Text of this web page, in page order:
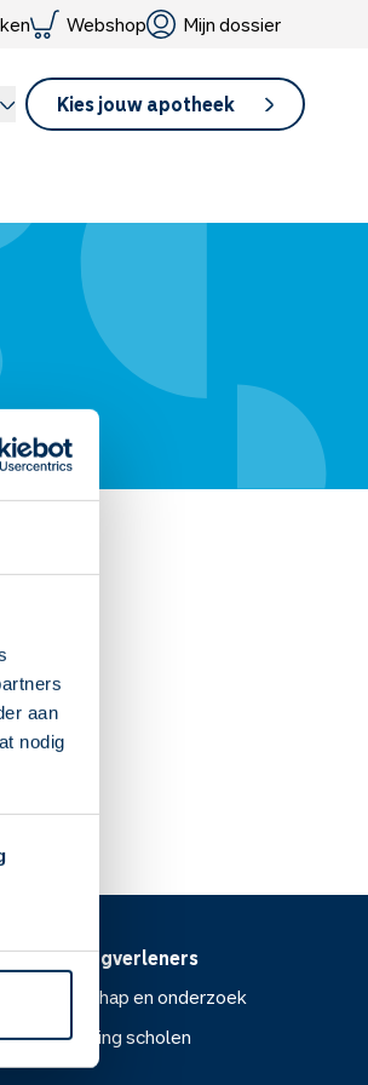
aan
nodig
Webshop Mijn dossier
Kies jouw apotheek
Voor zorgverleners
Wetenschap en onderzoek
Voorlichting scholen